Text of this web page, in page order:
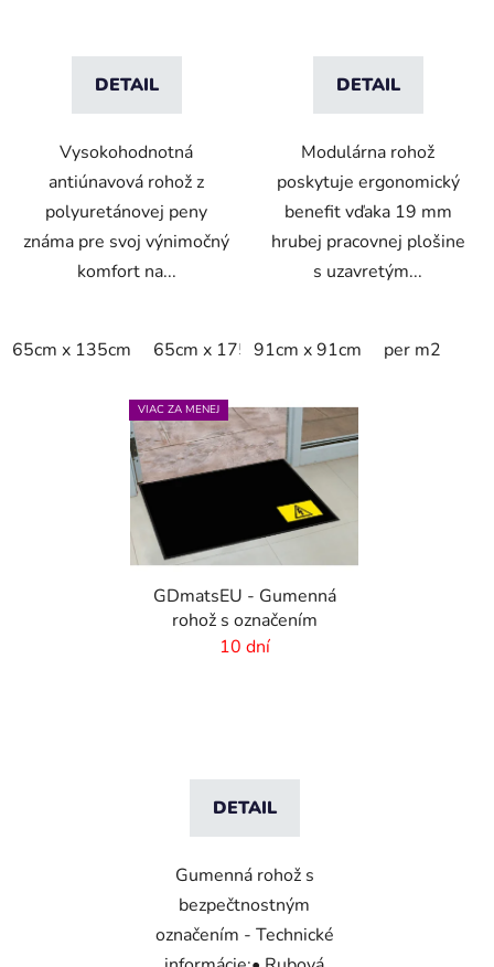
DETAIL
Vysokohodnotná
antiúnavová rohož z
polyuretánovej peny
známa pre svoj výnimočný
komfort na...
65cm x 135cm 65cm x 175cm 65cm x 90cm 90cm x
DETAIL
Modulárna rohož
poskytuje ergonomický
benefit vďaka 19 mm
hrubej pracovnej plošine
s uzavretým...
91cm x 91cm per m2
VIAC ZA MENEJ
GDmatsEU - Gumenná
rohož s označením
10 dní
DETAIL
Gumenná rohož s
bezpečtnostným
označením - Technické